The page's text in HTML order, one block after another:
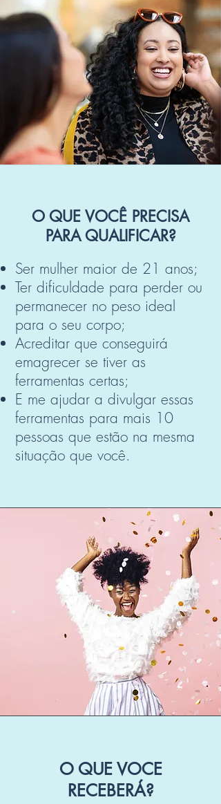
O QUE VOCÊ PRECISA
PARA QUALIFICAR?
Ser mulher maior de 21 anos;
Ter dificuldade para perder ou
permanecer no peso ideal
para o seu corpo;
Acreditar que conseguirá
emagrecer se tiver as
ferramentas certas;
E me ajudar a divulgar essas
ferramentas para mais 10
pessoas que estão na mesma
situação que você.
O QUE VOCE
RECEBERÁ?